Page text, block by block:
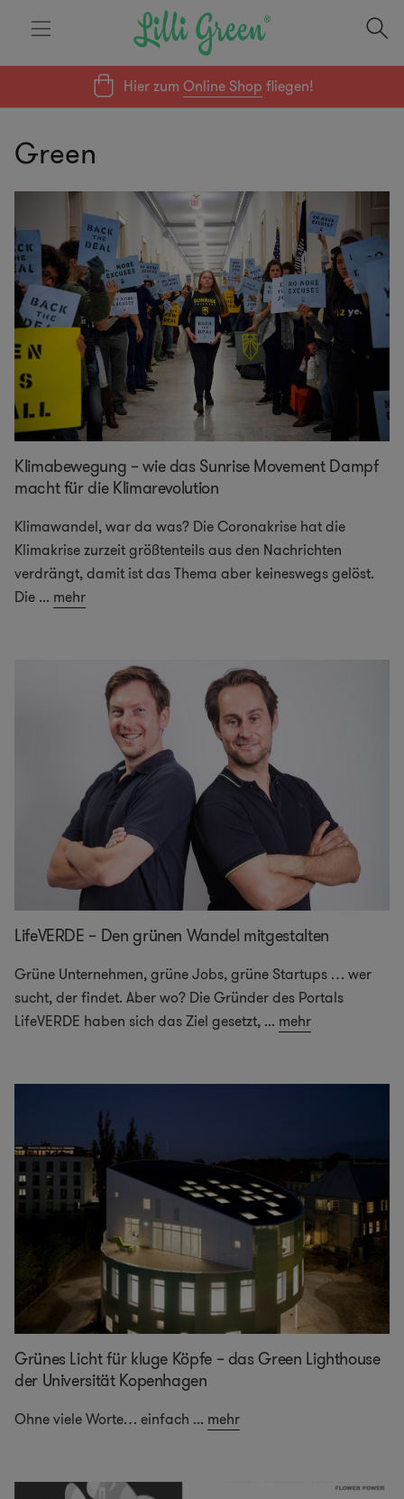
Hier zumOnline Shop fliegen!
Green
Klimabewegung – wie das Sunrise Movement Dampf
macht für die Klimarevolution
Klimawandel, war da was? Die Coronakrise hat die
Klimakrise zurzeit größtenteils aus den Nachrichten
verdrängt, damit ist das Thema aber keineswegs gelöst.
Die ... mehr
LifeVERDE – Den grünen Wandel mitgestalten
Grüne Unternehmen, grüne Jobs, grüne Startups … wer
sucht, der findet. Aber wo? Die Gründer des Portals
LifeVERDE haben sich das Ziel gesetzt, ... mehr
Grünes Licht für kluge Köpfe – das Green Lighthouse
der Universität Kopenhagen
Ohne viele Worte… einfach ... mehr